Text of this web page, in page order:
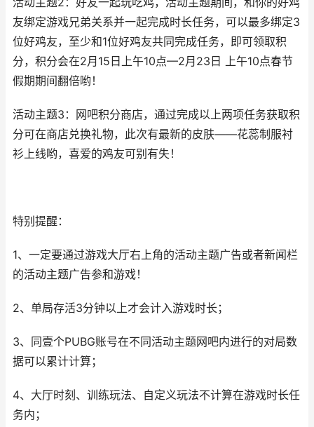
友绑定游戏兄弟关系并一起完成时长任务，可以最多绑定3
位好鸡友，至少和1位好鸡友共同完成任务，即可领取积
分，积分会在2月15日上午10点—2月23日 上午10点春节
假期期间翻倍哟！
活动主题3：网吧积分商店，通过完成以上两项任务获取积
分可在商店兑换礼物，此次有最新的皮肤——花蕊制服衬
衫上线哟，喜爱的鸡友可别有失！
特别提醒：
1、一定要通过游戏大厅右上角的活动主题广告或者新闻栏
的活动主题广告参和游戏！
2、单局存活3分钟以上才会计入游戏时长；
3、同壹个PUBG账号在不同活动主题网吧内进行的对局数
据可以累计计算；
4、大厅时刻、训练玩法、自定义玩法不计算在游戏时长任
务内；